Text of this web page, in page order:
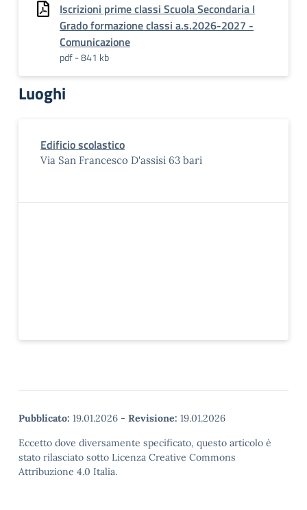
Iscrizioni prime classi Scuola Secondaria I
Grado formazione classi a.s.2026-2027 -
Comunicazione
pdf - 841 kb
Luoghi
Edificio scolastico
Via San Francesco D'assisi 63 bari
Pubblicato: 19.01.2026 - Revisione: 19.01.2026
Eccetto dove diversamente specificato, questo articolo è
stato rilasciato sotto Licenza Creative Commons
Attribuzione 4.0 Italia.